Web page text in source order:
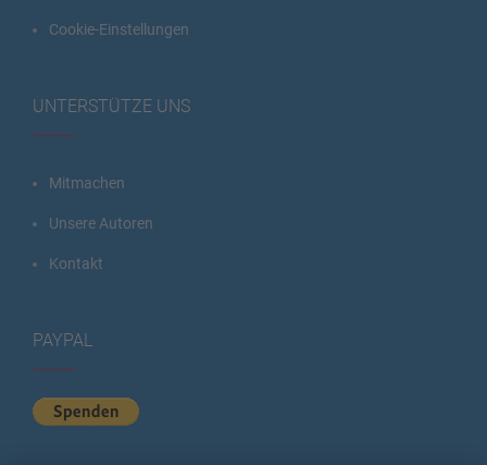
Cookie-Einstellungen
UNTERSTÜTZE UNS
Mitmachen
Unsere Autoren
Kontakt
PAYPAL